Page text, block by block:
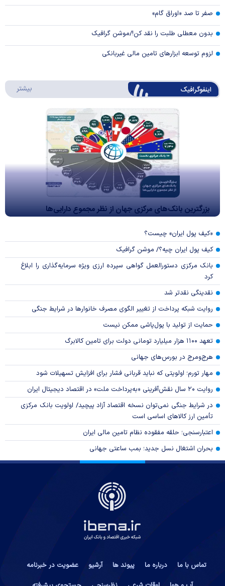
صفر تا صد «اوراق گام»
بدون معطلی طلبت را نقد کن!/موشن گرافیک
لزوم توسعه ابزارهای تامین مالی غیربانکی
اینفوگرافیک بیشتر
بزرگترین بانک‌های مرکزی جهان از نظر مجموع دارایی‌ها
«کیف پول ایران» چیست؟
کیف پول ایران چیه؟/ موشن گرافیک
بانک مرکزی دستورالعمل گواهی سپرده ارزی ویژه سرمایه‌گذاری را ابلاغ
کرد
نقدینگی نقدتر شد
روایت شبکه پرداخت از تغییر الگوی مصرف خانوار‌ها در شرایط جنگی
حمایت از تولید با پول‌پاشی ممکن نیست
تعهد ۱۱۰۰ هزار میلیارد تومانی دولت برای تامین کالابرگ
هرج‌ومرج در بورس‌های جهانی
مهار تورم؛ اولویتی که نباید قربانی فشار برای افزایش تسهیلات شود
روایت ۲۰ سال نقش‌آفرینی «به‌پرداخت ملت» در اقتصاد دیجیتال ایران
در شرایط جنگی نمی‌توان نسخه اقتصاد آزاد پیچید/ اولویت بانک مرکزی
تأمین ارز کالا‌های اساسی است
اعتبارسنجی؛ حلقه مفقوده نظام تامین مالی ایران
بحران اشتغال نسل جدید؛ بمب ساعتی جهانی
تماس با ما درباره ما پیوند ها آرشیو
عضویت در خبرنامه